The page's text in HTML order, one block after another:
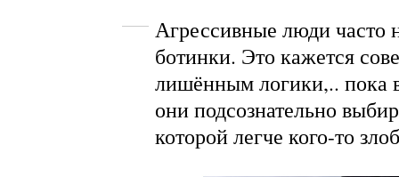
Агрессивные люди часто
ботинки. Это кажется
лишённым логики,.. пока
они подсознательно
которой легче кого-то